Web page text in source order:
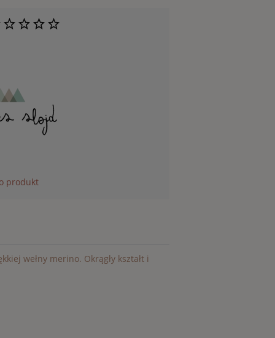
produkt
wełny merino. Okrągły kształt i